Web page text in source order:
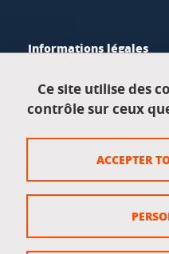
Informations légales
Données personnelles
Crédits
Gestion des cookies
Ce site utilise des
contrôle sur ceux
ACCEPTER